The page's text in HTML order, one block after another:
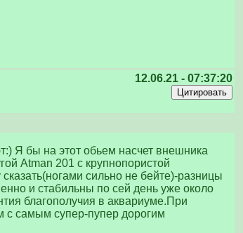
12.06.21 - 07:37:20
Я бы на этот обьем насчет внешника
Atman 201 с крупнопористой
сильно не бейте)-разницы
и стабильны по сей день уже около
благополучия в аквариуме.При
с самым супер-пупер дорогим